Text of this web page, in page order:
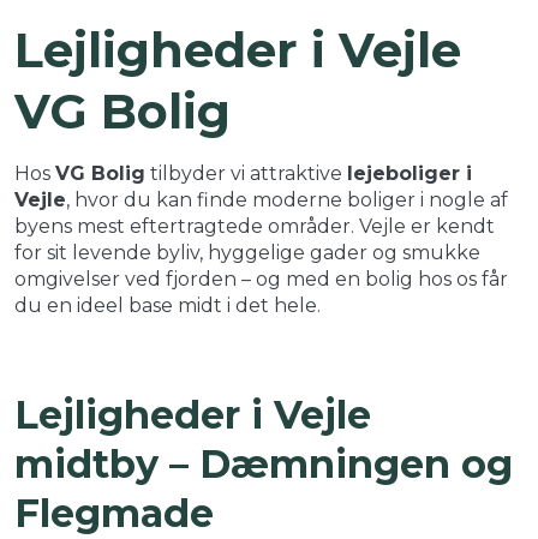
−
Lejligheder i Vejle
VG Bolig
Hos VG Bolig tilbyder vi attraktive lejeboliger i
Vejle, hvor du kan finde moderne boliger i nogle af
byens mest eftertragtede områder. Vejle er kendt
for sit levende byliv, hyggelige gader og smukke
omgivelser ved fjorden – og med en bolig hos os får
du en ideel base midt i det hele.
Lejligheder i Vejle
midtby – Dæmningen og
Flegmade